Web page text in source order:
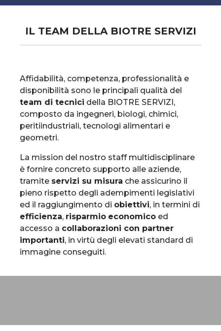
IL TEAM DELLA BIOTRE SERVIZI
Affidabilità, competenza, professionalità e
disponibilità sono le principali qualità del
team di tecnici della BIOTRE SERVIZI,
composto da ingegneri, biologi, chimici,
peritiindustriali, tecnologi alimentari e
geometri.
La mission del nostro staff multidisciplinare
è fornire concreto supporto alle aziende,
tramite servizi su misura che assicurino il
pieno rispetto degli adempimenti legislativi
ed il raggiungimento di obiettivi, in termini di
efficienza, risparmio economico ed
accesso a collaborazioni con partner
importanti, in virtù degli elevati standard di
immagine conseguiti.